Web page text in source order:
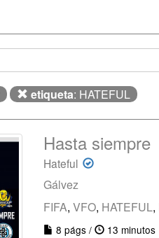
etiqueta: HATEFUL
Hasta siempre
Hateful
Gálvez
FIFA, VFO, HATEFUL,
8 págs / 13 minutos